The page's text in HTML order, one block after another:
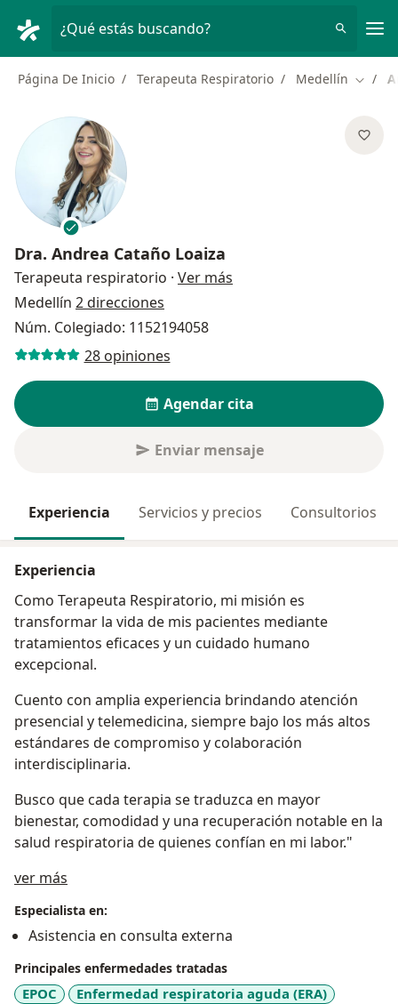
¿Qué estás buscando?
Página De Inicio Terapeuta Respiratorio Medellín
Dra. Andrea Cataño Loaiza
Terapeuta respiratorio · Ver más
Medellín 2 direcciones
Núm. Colegiado: 1152194058
28 opiniones
Agendar cita
Enviar mensaje
Experiencia Servicios y precios Consultorios
Experiencia
Como Terapeuta Respiratorio, mi misión es
transformar la vida de mis pacientes mediante
tratamientos eficaces y un cuidado humano
excepcional.
Cuento con amplia experiencia brindando atención
presencial y telemedicina, siempre bajo los más altos
estándares de compromiso y colaboración
interdisciplinaria.
Busco que cada terapia se traduzca en mayor
bienestar, comodidad y una recuperación notable en la
salud respiratoria de quienes confían en mi labor."
ver más
Especialista en:
Asistencia en consulta externa
Principales enfermedades tratadas
EPOC
Enfermedad respiratoria aguda (ERA)